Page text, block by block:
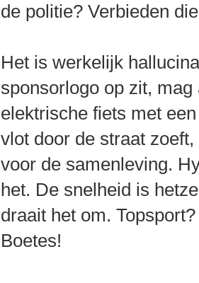
de politie? Verbieden
Het is werkelijk
sponsorlogo op zit,
elektrische fiets met
vlot door de straat
voor de samenleving.
het. De snelheid is
draait het om.
Boetes!